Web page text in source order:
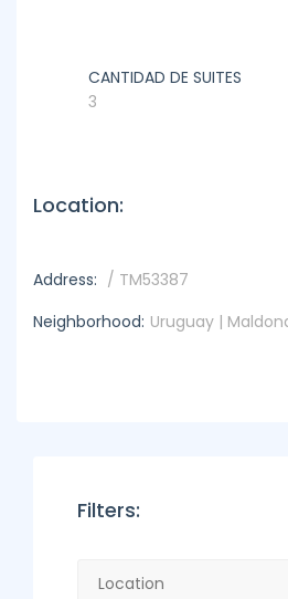
CANTIDAD DE SUITES
3
Location:
Address: / TM53387
Neighborhood: Uruguay |
Filters: